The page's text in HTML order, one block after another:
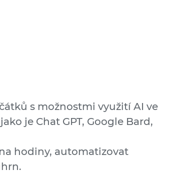
s možnostmi využití AI ve
je Chat GPT, Google Bard,
hodiny, automatizovat